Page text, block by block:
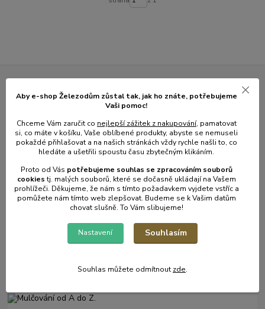
Novinky z našeho blogu
💥 Stali jsme se přímým dovozcem hliníkových žebřů a
Aby e-shop Železodům zůstal tak, jak ho znáte, potřebujeme
Vaši pomoc!
Chceme Vám zaručit co nejlepší zážitek z nakupování, pamatovat
si, co máte v košíku, Vaše oblíbené produkty, abyste se nemuseli
pokaždé přihlašovat a na našich stránkách vždy rychle našli to, co
hledáte a ušetřili spoustu času zbytečným klikáním.
Proto od Vás potřebujeme souhlas se zpracováním souborů
cookiestj. malých souborů, které se dočasně ukládají na Vašem
prohlížeči. Děkujeme, že nám s tímto požadavkem vyjdete vstříc a
pomůžete nám tímto web zlepšovat. Budeme se k Vašim datům
chovat slušně. To Vám slibujeme!
Nastavení Souhlasím
Souhlas můžete odmítnout zde.